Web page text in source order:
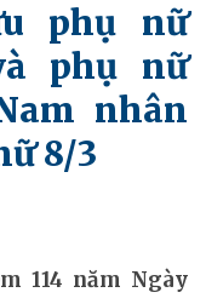
phụ nữ
phụ nữ
nhân
8/3
114 năm Ngày